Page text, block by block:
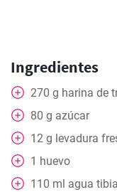
Ingredientes
270 g harina de
80 g azúcar
12 g levadura
1 huevo
110 ml agua tibia